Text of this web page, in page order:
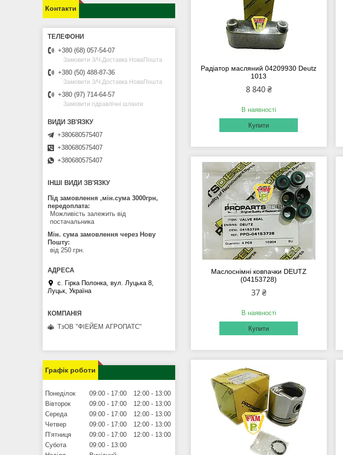
Радіатор масляний 04209930 Deutz
1013
8 840 ₴
В наявності
Купити
Маслоснімні ковпачки DEUTZ
(04153728)
37 ₴
В наявності
Купити
Контакти
+380 (68) 057-54-07
Замовити З/Ч.Доставка НоваПошта
+380 (50) 488-87-36
Замовити З/Ч.Доставка НоваПошта
+380 (97) 714-64-57
Замовити гідравлічні шланги
+380680575407
+380680575407
+380680575407
ІНШІ ВИДИ ЗВ'ЯЗКУ
Під замовлення ,мін.сума 3000грн,
передоплата
Можливість залежить від
постачальника
Мін. сума замовлення через Нову
Пошту
від 250 грн.
с. Гірка Полонка, вул. Луцька 8,
Луцьк, Україна
ТзОВ "ФІЕЙЕМ АГРОПАТС"
Графік роботи
Понеділок 09:00 17:00 12:00
13:00
Вівторок
09:00 17:00 12:00
13:00
Середа
09:00 17:00 12:00
13:00
Четвер
09:00 17:00 12:00
13:00
Пʼятниця
09:00 17:00 12:00
13:00
Субота
09:00
13:00